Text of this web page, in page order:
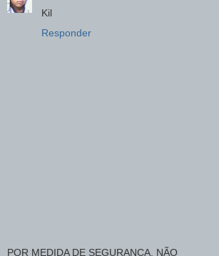
Kil
Responder
POR MEDIDA DE SEGURANÇA, NÃO